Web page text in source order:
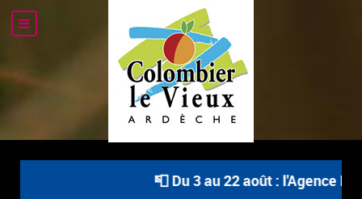
📮 Du 3 au 22 août : l'Agence